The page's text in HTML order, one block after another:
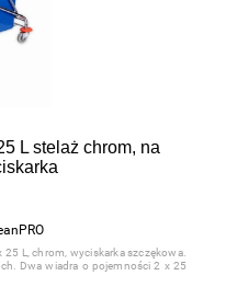
L stelaż chrom, na
L, chrom, wyciskarka szczękowa.
Dwa wiadra o pojemności 2 x 25